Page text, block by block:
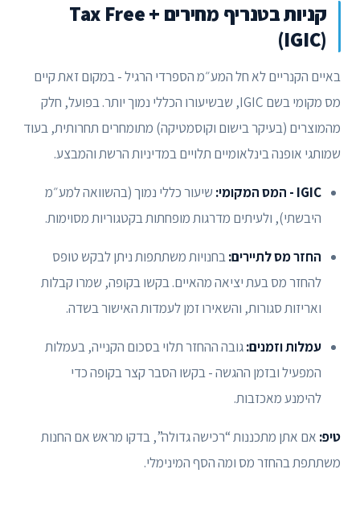
קניות בטנריף מחירים + Tax Free
(IGIC)
באיים הקנריים לא חל המע״מ הספרדי הרגיל - במקום זאת קיים
מס מקומי בשם IGIC, שבשיעורו הכללי נמוך יותר. בפועל, חלק
מהמוצרים (בעיקר בישום וקוסמטיקה) מתומחרים תחרותית, בעוד
שמותגי אופנה בינלאומיים תלויים במדיניות הרשת והמבצע.
IGIC - המס המקומי:
שיעור כללי נמוך (בהשוואה למע״מ
היבשתי), ולעיתים מדרגות מופחתות בקטגוריות מסוימות.
החזר מס לתיירים:בחנויות משתתפות ניתן לבקש טופס
להחזר מס בעת יציאה מהאיים. בקשו בקופה, שמרו קבלות
ואריזות סגורות, והשאירו זמן לעמדות האישור בשדה.
עמלות וזמנים:גובה ההחזר תלוי בסכום הקנייה, בעמלות
המפעיל ובזמן ההגשה - בקשו הסבר קצר בקופה כדי
להימנע מאכזבות.
טיפ: אם אתן מתכננות “רכישה גדולה”, בדקו מראש אם החנות
משתתפת בהחזר מס ומה הסף המינימלי.